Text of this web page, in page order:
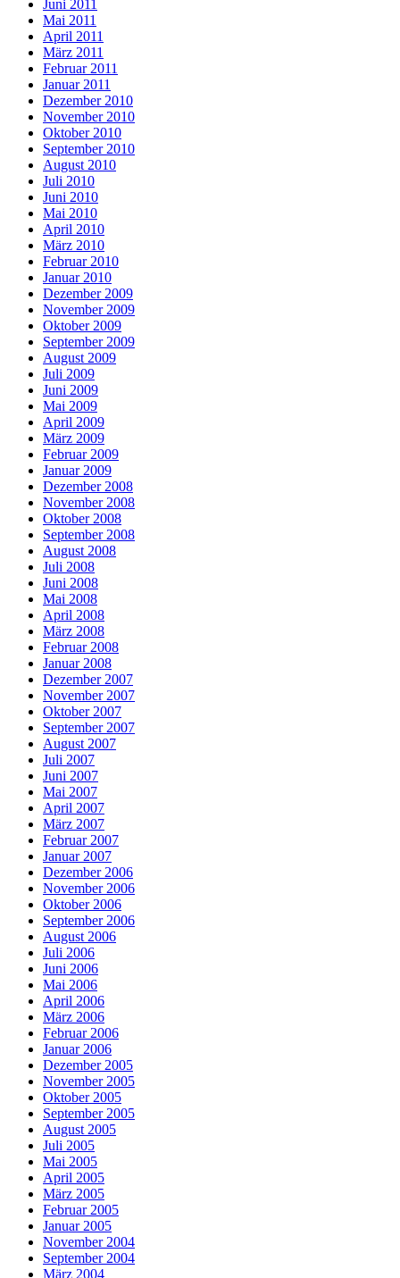
Juni 2011
Mai 2011
April 2011
März 2011
Februar 2011
Januar 2011
Dezember 2010
November 2010
Oktober 2010
September 2010
August 2010
Juli 2010
Juni 2010
Mai 2010
April 2010
März 2010
Februar 2010
Januar 2010
Dezember 2009
November 2009
Oktober 2009
September 2009
August 2009
Juli 2009
Juni 2009
Mai 2009
April 2009
März 2009
Februar 2009
Januar 2009
Dezember 2008
November 2008
Oktober 2008
September 2008
August 2008
Juli 2008
Juni 2008
Mai 2008
April 2008
März 2008
Februar 2008
Januar 2008
Dezember 2007
November 2007
Oktober 2007
September 2007
August 2007
Juli 2007
Juni 2007
Mai 2007
April 2007
März 2007
Februar 2007
Januar 2007
Dezember 2006
November 2006
Oktober 2006
September 2006
August 2006
Juli 2006
Juni 2006
Mai 2006
April 2006
März 2006
Februar 2006
Januar 2006
Dezember 2005
November 2005
Oktober 2005
September 2005
August 2005
Juli 2005
Mai 2005
April 2005
März 2005
Februar 2005
Januar 2005
November 2004
September 2004
März 2004